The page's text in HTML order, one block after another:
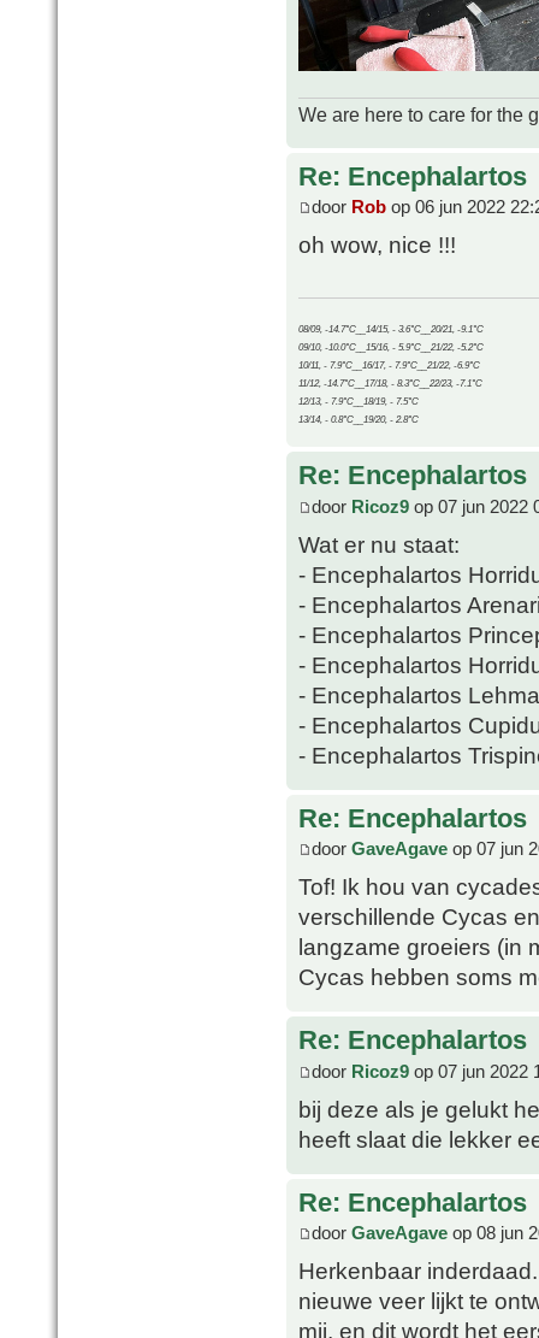
We are here to care for the
Re: Encephalartos
door Rob op 06 jun 2022
oh wow, nice !!!
08/09, -14.7°C__14/15, - 3.6°C__20/21, -9.1°C
09/10, -10.0°C__15/16, - 5.9°C__21/22, -5.2°C
10/11, - 7.9°C__16/17, - 7.9°C__21/22, -6.9°C
11/12, -14.7°C__17/18, - 8.3°C__22/23, -7.1°C
12/13, - 7.9°C__18/19, - 7.5°C
13/14, - 0.8°C__19/20, - 2.8°C
Re: Encephalartos
door Ricoz9 op 07 jun 2022
Wat er nu staat:
- Encephalartos
- Encephalartos
- Encephalartos
- Encephalartos
- Encephalartos
- Encephalartos
- Encephalartos
Re: Encephalartos
door GaveAgave op 07 jun
Tof! Ik hou van
verschillende Cycas
langzame groeiers (in
Cycas hebben soms
Re: Encephalartos
door Ricoz9 op 07 jun 2022
bij deze als je gelukt
heeft slaat die lekker
Re: Encephalartos
door GaveAgave op 08 jun
Herkenbaar
nieuwe veer lijkt te
mij, en dit wordt het